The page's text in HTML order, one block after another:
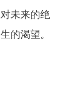
未来的绝
的渴望。